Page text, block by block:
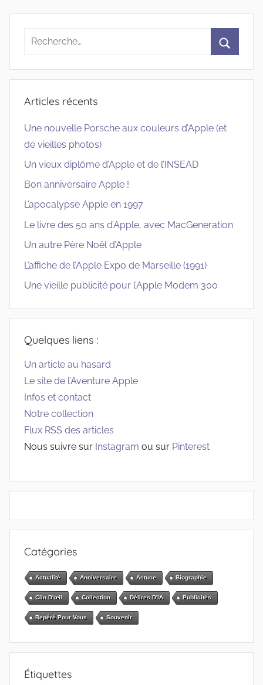
Recherche
:
Articles récents
Une nouvelle Porsche aux couleurs d’Apple (et
de vieilles photos)
Un vieux diplôme d’Apple et de l’INSEAD
Bon anniversaire Apple !
L’apocalypse Apple en 1997
Le livre des 50 ans d’Apple, avec MacGeneration
Un autre Père Noël d’Apple
L’affiche de l’Apple Expo de Marseille (1991)
Une vieille publicité pour l’Apple Modem 300
Quelques liens :
Un article au hasard
Le site de l’Aventure Apple
Infos et contact
Notre collection
Flux RSS des articles
Nous suivre sur Instagram ou sur Pinterest
Catégories
Actualité Anniversaire Astuce Biographie
Clin D'œil Collection Délires D'IA Publicités
Repéré Pour Vous Souvenir
Étiquettes